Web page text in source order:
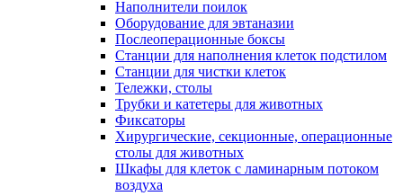
Наполнители поилок
Оборудование для эвтаназии
Послеоперационные боксы
Станции для наполнения клеток подстилом
Станции для чистки клеток
Тележки, столы
Трубки и катетеры для животных
Фиксаторы
Хирургические, секционные, операционные
столы для животных
Шкафы для клеток с ламинарным потоком
воздуха